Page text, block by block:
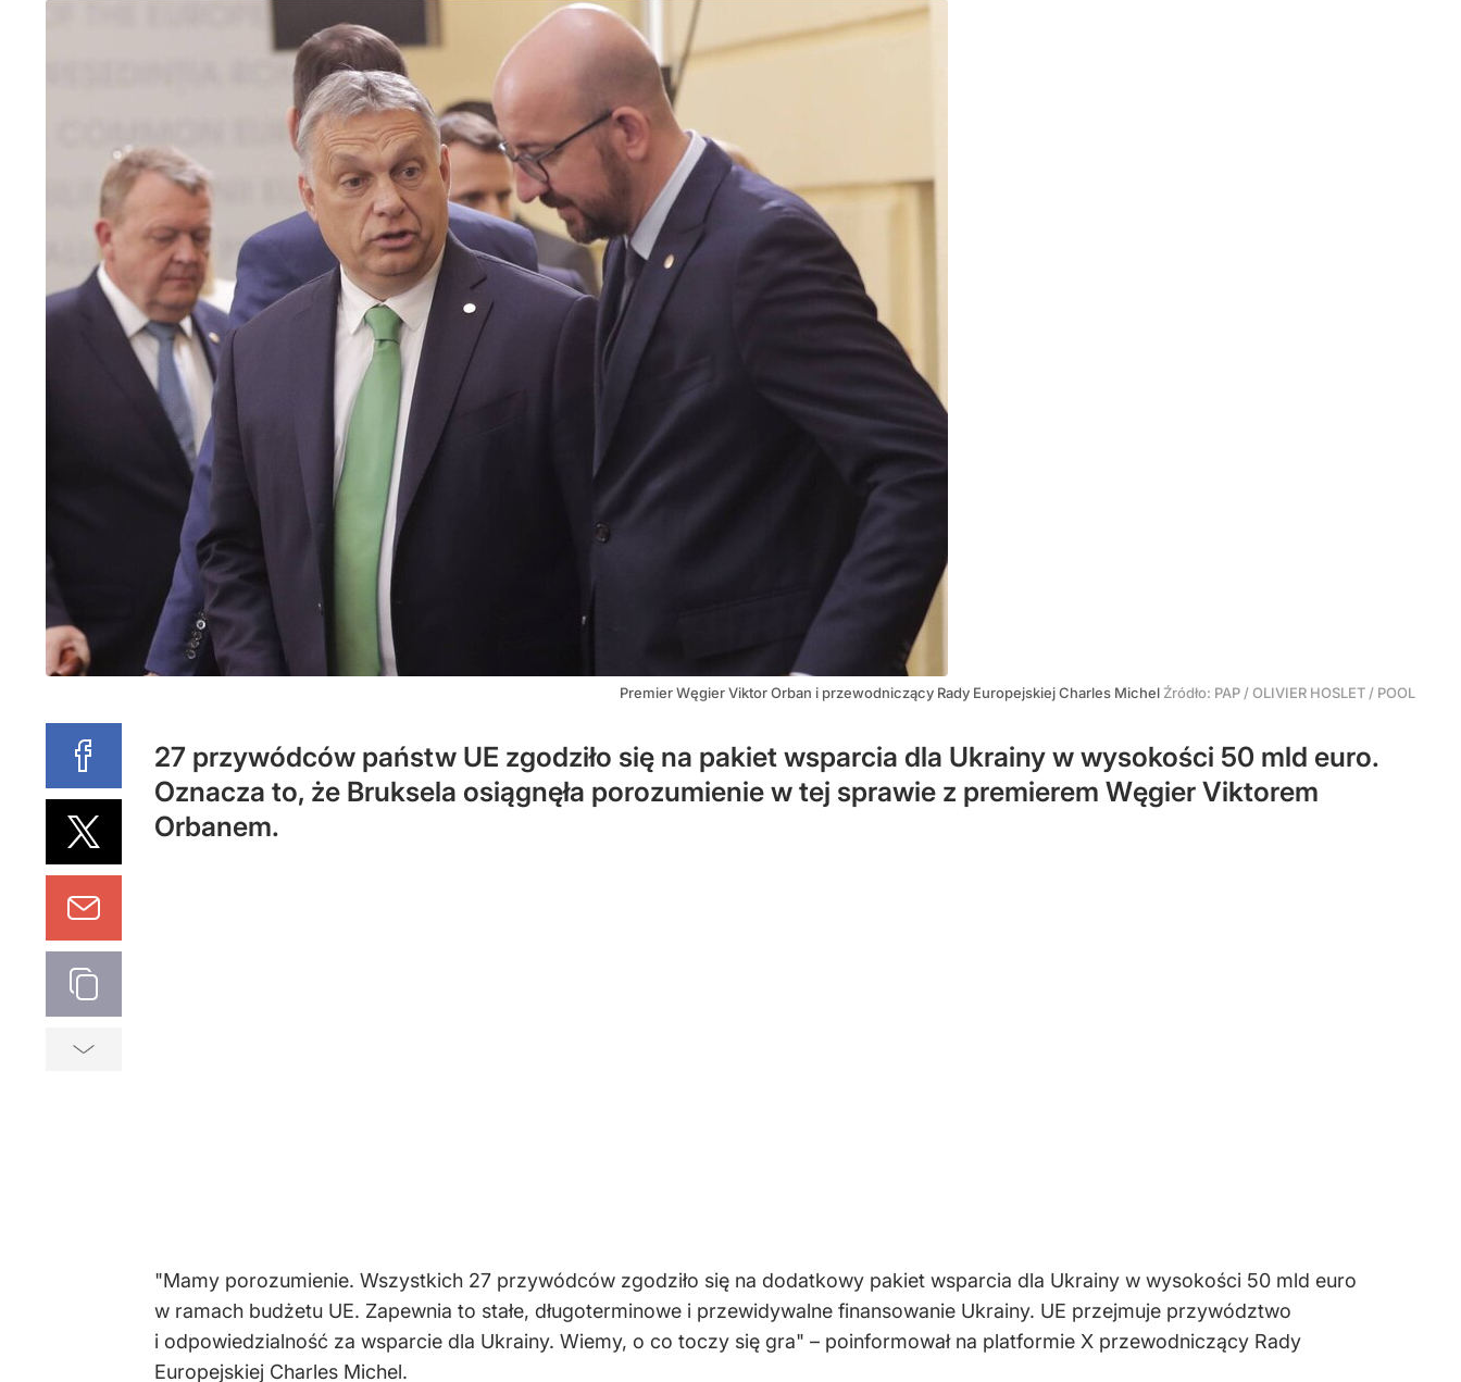
Premier Węgier Viktor Orban i przewodniczący Rady Europejskiej Charles Michel Źródło: PAP /OLIVIER HOSLET / POOL
27 przywódców państw UE zgodziło się na pakiet wsparcia dla Ukrainy w wysokości 50 mld euro.
Oznacza to, że Bruksela osiągnęła porozumienie w tej sprawie z premierem Węgier Viktorem
Orbanem.
"Mamy porozumienie. Wszystkich 27 przywódców zgodziło się na dodatkowy pakiet wsparcia dla Ukrainy w wysokości 50 mld euro
w ramach budżetu UE. Zapewnia to stałe, długoterminowe i przewidywalne finansowanie Ukrainy. UE przejmuje przywództwo
i odpowiedzialność za wsparcie dla Ukrainy. Wiemy, o co toczy się gra" – poinformował na platformie X przewodniczący Rady
Europejskiej Charles Michel.